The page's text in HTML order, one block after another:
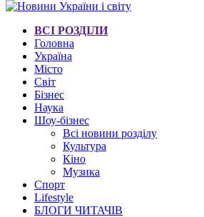
ВСІ РОЗДІЛИ
Головна
Україна
Місто
Світ
Бізнес
Наука
Шоу-бізнес
Всі новини розділу
Культура
Кіно
Музика
Спорт
Lifestyle
БЛОГИ ЧИТАЧІВ